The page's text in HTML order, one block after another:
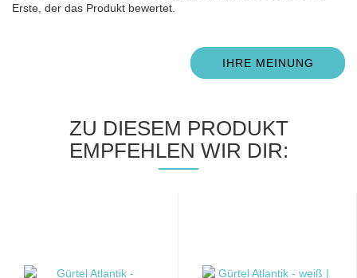
Erste, der das Produkt bewertet.
IHRE MEINUNG
ZU DIESEM PRODUKT
EMPFEHLEN WIR DIR: